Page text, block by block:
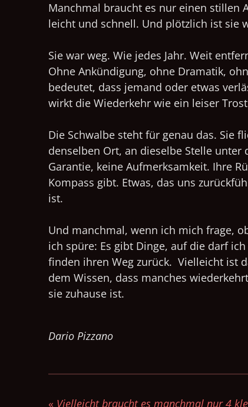
Manchmal braucht es nur einen stillen
leicht und schnell. Und plötzlich ist sie
Sie war weg. Wie jedes Jahr. Weit
Ohne Ankündigung, ohne Dramatik,
bedeutet, dass jemand oder etwas
wirkt die Wiederkehr wie ein leiser
Die Schwalbe steht für genau das. Sie
denselben Ort, an dieselbe Stelle unter
Garantie, keine Aufmerksamkeit. Ihre
Kompass gibt. Etwas, das uns
ist.
Und manchmal, wenn ich mich frage,
ich spüre: Es gibt Dinge, auf die darf
finden ihren Weg zurück. Vielleicht ist
dem Wissen, dass manches
sie zuhause ist.
Dario Pizzano
« Vielleicht braucht es manchmal nur 4